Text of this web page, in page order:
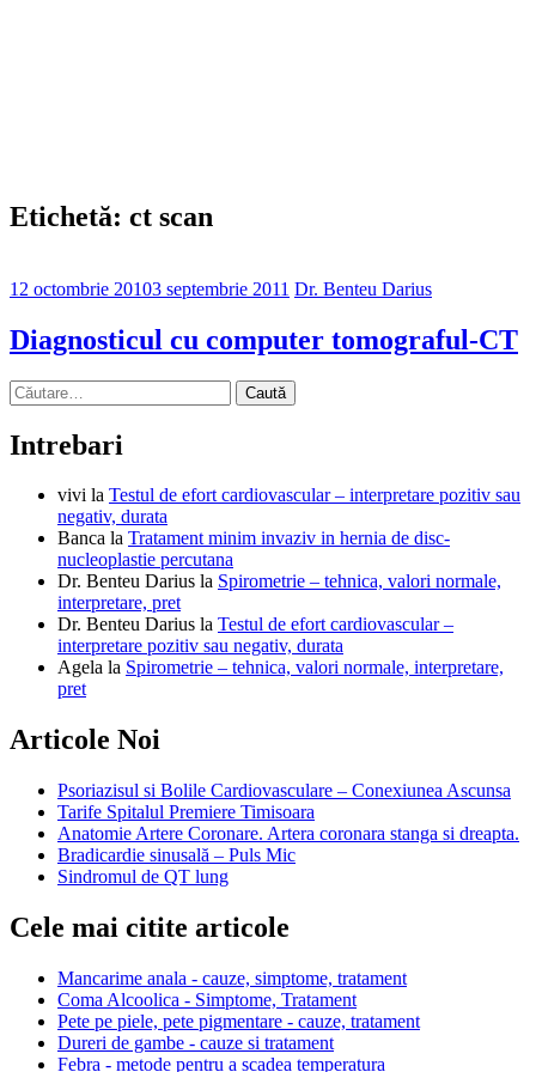
Etichetă: ct scan
12 octombrie 20103 septembrie 2011 Dr. Benteu Darius
Diagnosticul cu computer tomograful-CT
Caută
după:
Intrebari
vivi la Testul de efort cardiovascular – interpretare pozitiv sau
negativ, durata
Banca la Tratament minim invaziv in hernia de disc-
nucleoplastie percutana
Dr. Benteu Darius la Spirometrie – tehnica, valori normale,
interpretare, pret
Dr. Benteu Darius la Testul de efort cardiovascular –
interpretare pozitiv sau negativ, durata
Agela la Spirometrie – tehnica, valori normale, interpretare,
pret
Articole Noi
Psoriazisul si Bolile Cardiovasculare – Conexiunea Ascunsa
Tarife Spitalul Premiere Timisoara
Anatomie Artere Coronare. Artera coronara stanga si dreapta.
Bradicardie sinusală – Puls Mic
Sindromul de QT lung
Cele mai citite articole
Mancarime anala - cauze, simptome, tratament
Coma Alcoolica - Simptome, Tratament
Pete pe piele, pete pigmentare - cauze, tratament
Dureri de gambe - cauze si tratament
Febra - metode pentru a scadea temperatura